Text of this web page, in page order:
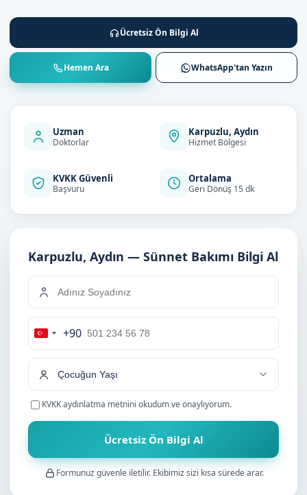
Ücretsiz Ön Bilgi Al
Hemen Ara WhatsApp'tan Yazın
Uzman
Doktorlar
Karpuzlu, Aydın
Hizmet Bölgesi
KVKK Güvenli
Başvuru
Ortalama
Geri Dönüş 15 dk
Karpuzlu, Aydın — Sünnet Bakımı Bilgi Al
Turkey
+90
+90
KVKK aydınlatma metnini okudum ve onaylıyorum.
Ücretsiz Ön Bilgi Al
Formunuz güvenle iletilir. Ekibimiz sizi kısa sürede arar.